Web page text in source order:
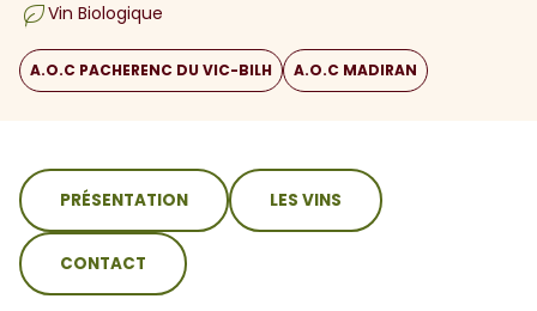
Vin Biologique
A.O.C PACHERENC DU VIC-BILH A.O.C MADIRAN
sommaire
PRÉSENTATION LES VINS
CONTACT